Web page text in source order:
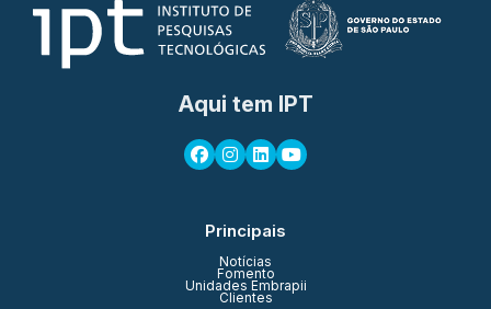
Aqui tem IPT
Principais
Notícias
Fomento
Unidades Embrapii
Clientes